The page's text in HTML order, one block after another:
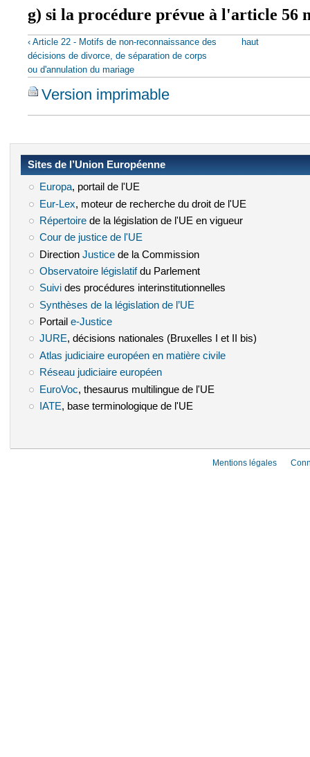
g) si la procédure prévue à l'article 56
‹ Article 22 - Motifs de non-reconnaissance des
décisions de divorce, de séparation de corps
ou d'annulation du mariage
haut
Version imprimable
Sites de l’Union Européenne
Europa(le lien est externe)
, portail de l'UE
Eur-Lex (le lien est externe)
, moteur de recherche du droit de l'UE
Répertoire(le lien est externe)
de la législation de l'UE en vigueur
Cour de justice de l'UE
Direction Justice(le lien est externe)
de la Commission
Observatoire législatif(le lien est externe)
du Parlement
Suivi(le lien est externe)
des procédures interinstitutionnelles
Synthèses de la législation de l’UE
Portail e-Justice(le lien est externe)
JURE(le lien est externe)
, décisions nationales (Bruxelles I et II bis)
Atlas judiciaire européen en matière civile(le lien est externe)
Réseau judiciaire européen(le lien est externe)
EuroVoc (le lien est externe)
, thesaurus multilingue de l'UE
IATE (le lien est externe)
, base terminologique de l'UE
Mentions légales